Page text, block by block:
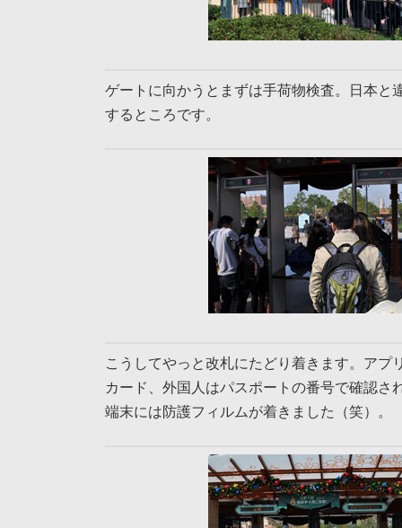
ゲートに向かうとまずは手荷物検査。日本と
するところです。
こうしてやっと改札にたどり着きます。ア
カード、外国人はパスポートの番号で確認
端末には防護フィルムが着きました（笑）。